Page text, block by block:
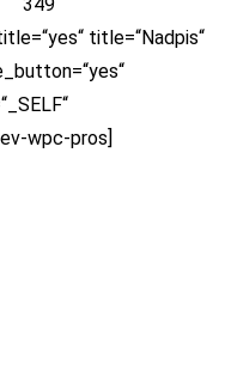
title=“Nadpis“
wpc-pros]